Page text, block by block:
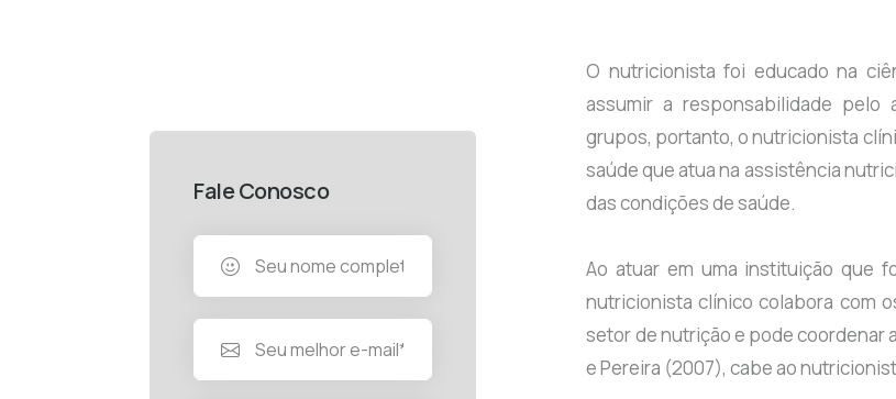
Fale Conosco
O nutricionista foi educado na
assumir a responsabilidade pelo
grupos, portanto, o nutricionista
saúde que atua na assistência
das condições de saúde.
Ao atuar em uma instituição que
nutricionista clínico colabora com
setor de nutrição e pode coordenar
e Pereira (2007), cabe ao